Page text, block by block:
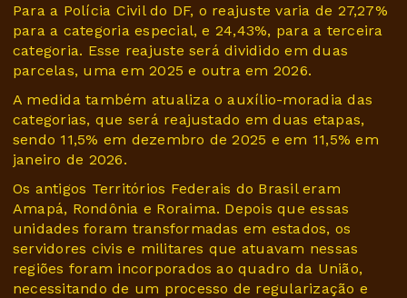
Para a Polícia Civil do DF, o reajuste varia de 27,27%
para a categoria especial, e 24,43%, para a terceira
categoria. Esse reajuste será dividido em duas
parcelas, uma em 2025 e outra em 2026.
A medida também atualiza o auxílio-moradia das
categorias, que será reajustado em duas etapas,
sendo 11,5% em dezembro de 2025 e em 11,5% em
janeiro de 2026.
Os antigos Territórios Federais do Brasil eram
Amapá, Rondônia e Roraima. Depois que essas
unidades foram transformadas em estados, os
servidores civis e militares que atuavam nessas
regiões foram incorporados ao quadro da União,
necessitando de um processo de regularização e